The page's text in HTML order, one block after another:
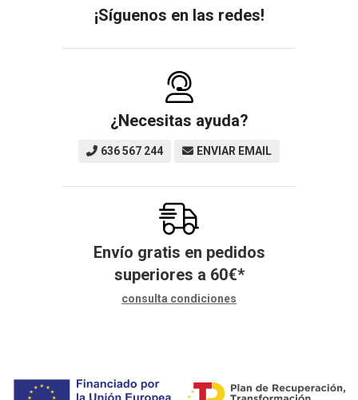
¡Síguenos en las redes!
¿Necesitas ayuda?
636 567 244 ENVIAR EMAIL
Envío gratis en pedidos
superiores a 60€*
consulta condiciones